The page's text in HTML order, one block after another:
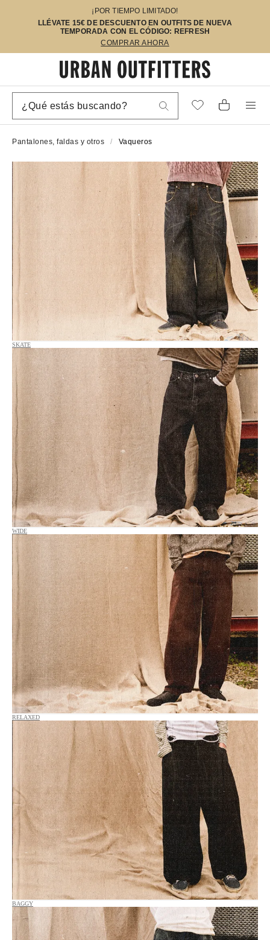
¡POR TIEMPO LIMITADO!
LLÉVATE 15€ DE DESCUENTO EN OUTFITS DE NUEVA
TEMPORADA CON EL CÓDIGO: REFRESH
COMPRAR AHORA
Pantalones, faldas y otros Vaqueros
SKATE
WIDE
RELAXED
BAGGY